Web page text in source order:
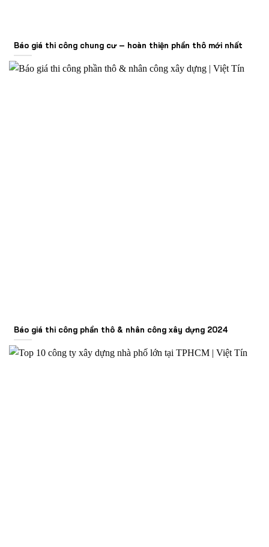
Báo giá thi công chung cư – hoàn thiện phần thô mới nhất
Báo giá thi công phần thô & nhân công xây dựng 2024